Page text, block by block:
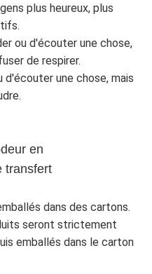
plus heureux, plus
ou d'écouter une chose,
de respirer.
d'écouter une chose, mais
dans des cartons.
seront strictement
emballés dans le carton